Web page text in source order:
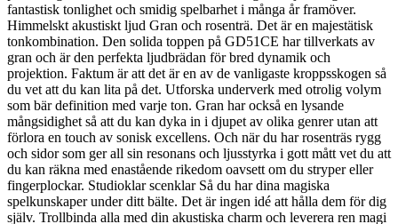
fantastisk tonlighet och smidig spelbarhet i många år framöver.
Himmelskt akustiskt ljud Gran och rosenträ. Det är en majestätisk
tonkombination. Den solida toppen på GD51CE har tillverkats av
gran och är den perfekta ljudbrädan för bred dynamik och
projektion. Faktum är att det är en av de vanligaste kroppsskogen så
du vet att du kan lita på det. Utforska underverk med otrolig volym
som bär definition med varje ton. Gran har också en lysande
mångsidighet så att du kan dyka in i djupet av olika genrer utan att
förlora en touch av sonisk excellens. Och när du har rosenträs rygg
och sidor som ger all sin resonans och ljusstyrka i gott mått vet du att
du kan räkna med enastående rikedom oavsett om du stryper eller
fingerplockar. Studioklar scenklar Så du har dina magiska
spelkunskaper under ditt bälte. Det är ingen idé att hålla dem för dig
själv. Trollbinda alla med din akustiska charm och leverera ren magi